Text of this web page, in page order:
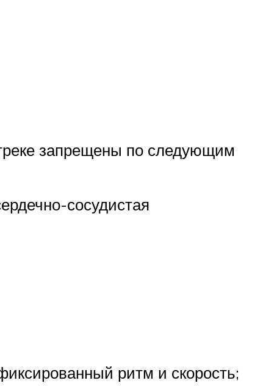
запрещены по следующим
сосудистая
ритм и скорость;